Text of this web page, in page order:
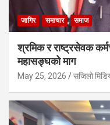
जागिर समाचार समाज
श्रमिक र राष्ट्रसेवक
महासङ्घको माग
May 25, 2026 सजिलो